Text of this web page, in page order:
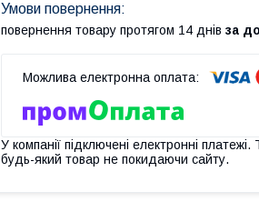
повернення товару протягом 14 днів за
У компанії підключені електронні
будь-який товар не покидаючи сайту.